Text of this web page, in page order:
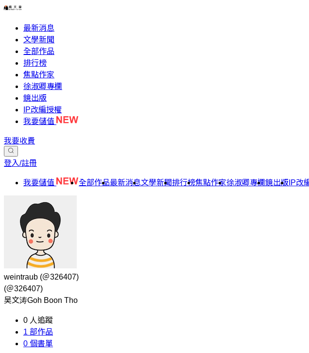
最新消息
文學新聞
全部作品
排行榜
焦點作家
徐淑卿專欄
鏡出版
IP改編授權
我要儲值
我要收費
登入/註冊
我要儲值 全部作品最新消息文學新聞排行榜焦點作家徐淑卿專欄鏡出版 IP改
weintraub (＠326407)
(＠326407)
吴文涛Goh Boon Tho
0 人追蹤
1 部作品
0 個書單